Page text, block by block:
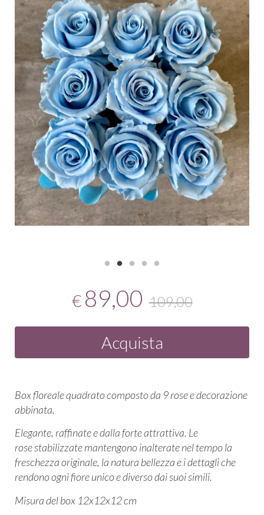
€ 89,00 109,00
Acquista
Box floreale quadrato composto da 9 rose e decorazione
abbinata.
Elegante, raffinate e dalla forte attrattiva. Le
rose stabilizzate mantengono inalterate nel tempo la
freschezza originale, la natura bellezza e i dettagli che
rendono ogni fiore unico e diverso dai suoi simili.
Misura del box 12x12x12 cm